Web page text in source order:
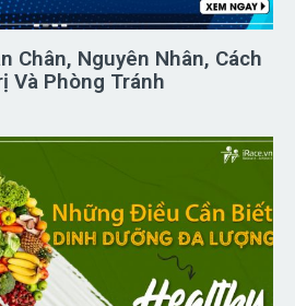
Chân, Nguyên Nhân, Cách
Và Phòng Tránh